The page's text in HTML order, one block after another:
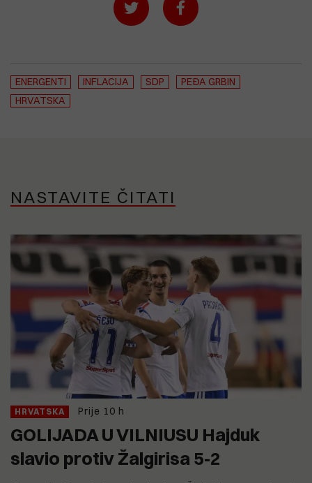
ENERGENTI INFLACIJA SDP
PEĐA GRBIN
HRVATSKA
NASTAVITE ČITATI
HRVATSKA Prije 10 h
GOLIJADA U VILNIUSU Hajduk
slavio protiv Žalgirisa 5-2